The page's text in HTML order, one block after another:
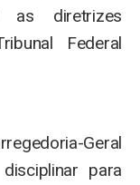
as diretrizes
Federal
Geral
para